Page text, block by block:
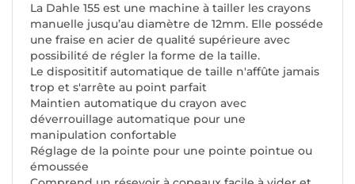
La Dahle 155 est une machine à tailler les crayons
manuelle jusqu’au diamètre de 12mm. Elle posséde
une fraise en acier de qualité supérieure avec
possibilité de régler la forme de la taille.
Le disposititif automatique de taille n'affûte jamais
trop et s'arrête au point parfait
Maintien automatique du crayon avec
déverrouillage automatique pour une
manipulation confortable
Réglage de la pointe pour une pointe pointue ou
émoussée